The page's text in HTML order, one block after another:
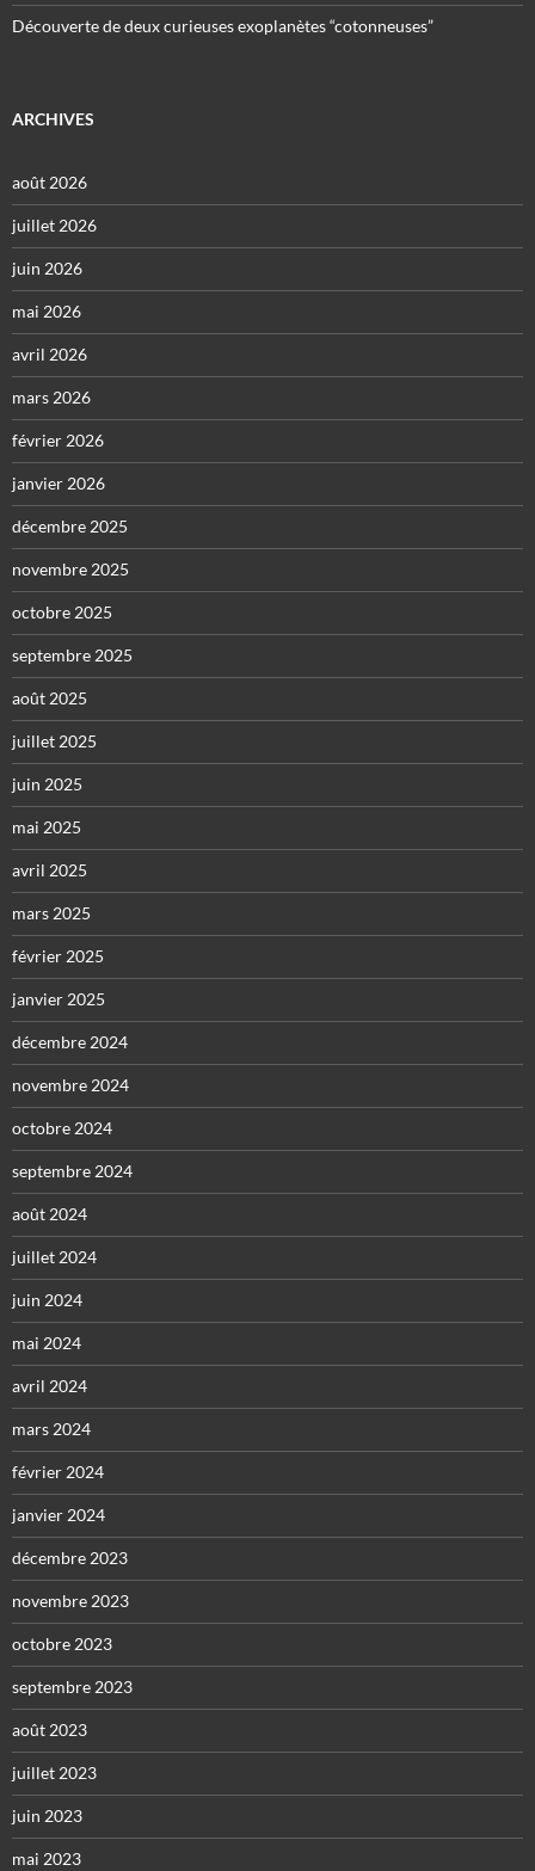
Découverte de deux curieuses exoplanètes “cotonneuses”
ARCHIVES
août 2026
juillet 2026
juin 2026
mai 2026
avril 2026
mars 2026
février 2026
janvier 2026
décembre 2025
novembre 2025
octobre 2025
septembre 2025
août 2025
juillet 2025
juin 2025
mai 2025
avril 2025
mars 2025
février 2025
janvier 2025
décembre 2024
novembre 2024
octobre 2024
septembre 2024
août 2024
juillet 2024
juin 2024
mai 2024
avril 2024
mars 2024
février 2024
janvier 2024
décembre 2023
novembre 2023
octobre 2023
septembre 2023
août 2023
juillet 2023
juin 2023
mai 2023